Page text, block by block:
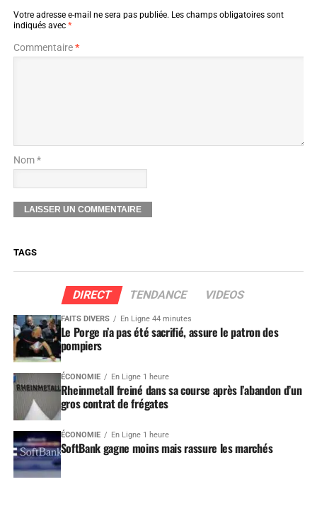
Votre adresse e-mail ne sera pas publiée. Les champs obligatoires sont
indiqués avec *
Commentaire*
Nom *
TAGS
DIRECT TENDANCE VIDEOS
FAITS DIVERS En Ligne 44 minutes
Le Porge n’a pas été sacrifié, assure le patron des
pompiers
ÉCONOMIE En Ligne 1 heure
Rheinmetall freiné dans sa course après l’abandon d’un
gros contrat de frégates
ÉCONOMIE En Ligne 1 heure
SoftBank gagne moins mais rassure les marchés